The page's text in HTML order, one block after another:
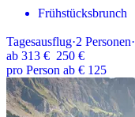
Frühstücksbrunch
Tagesausflug·2 Personen·
ab 313 € 250 €
pro Person ab € 125